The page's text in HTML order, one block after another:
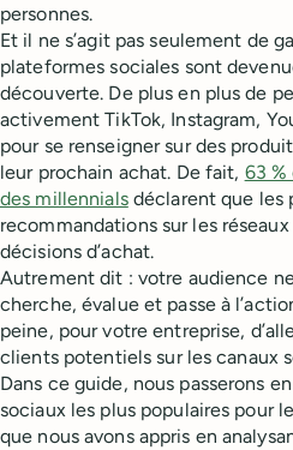
personnes.
Et il ne s’agit pas seulement de
plateformes sociales sont
découverte. De plus en plus de
activement TikTok, Instagram,
pour se renseigner sur des
leur prochain achat. De fait, 63
des millennialsdéclarent que les
recommandations sur les
décisions d’achat.
Autrement dit : votre audience
cherche, évalue et passe à
peine, pour votre entreprise,
clients potentiels sur les canaux
Dans ce guide, nous passerons
sociaux les plus populaires pour
que nous avons appris en